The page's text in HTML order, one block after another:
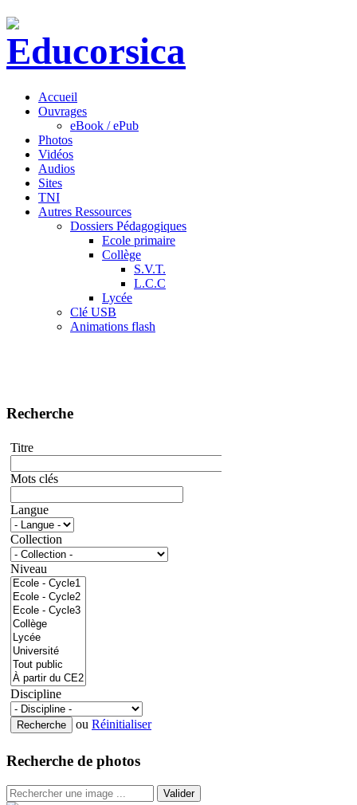
Accueil
Ouvrages
eBook / ePub
Photos
Vidéos
Audios
Sites
TNI
Autres Ressources
Dossiers Pédagogiques
Ecole primaire
Collège
S.V.T.
L.C.C
Lycée
Clé USB
Animations flash
Recherche
Titre
Mots clés
Langue
Collection
Niveau
Discipline
ou Réinitialiser
Recherche de photos
Valider